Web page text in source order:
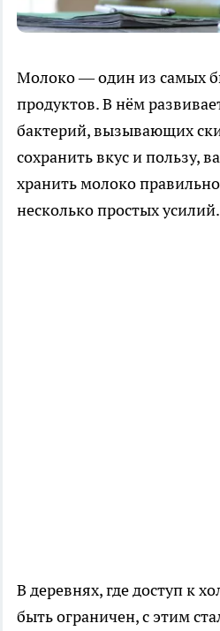
Молоко — один из самых
продуктов. В нём
бактерий, вызывающих
сохранить вкус и пользу,
хранить молоко
несколько простых усилий.
В деревнях, где доступ к
быть ограничен, с этим